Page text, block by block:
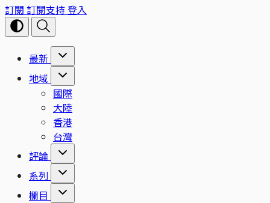
訂閱 訂閱支持登入
最新
地域
國際
大陸
香港
台灣
評論
系列
欄目